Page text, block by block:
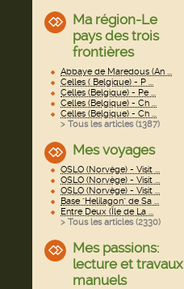
Ma région-Le
pays des trois
frontières
Abbaye de Maredous (An ...
Celles ( Belgique) - P ...
Celles (Belgique) - Pe ...
Celles (Belgique) - Ch ...
Celles (Belgique) - Ch ...
> Tous les articles (1387)
Mes voyages
OSLO (Norvège) - Visit ...
OSLO (Norvège) - Visit ...
OSLO (Norvège) - Visit ...
Base "Helilagon" de Sa ...
Entre Deux (Île de La ...
> Tous les articles (2330)
Mes passions:
lecture et travaux
manuels